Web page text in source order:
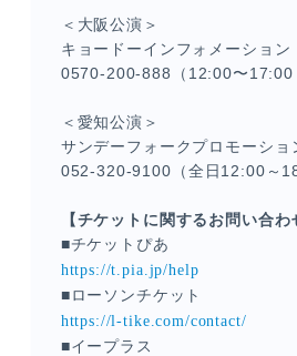
＜大阪公演＞
キョードーインフォメーション
0570-200-888（12:00〜17:00
＜愛知公演＞
サンデーフォークプロモーショ
052-320-9100（全日12:00～
【チケットに関するお問い合わ
■チケットぴあ
https://t.pia.jp/help
■ローソンチケット
https://l-tike.com/contact/
■イープラス